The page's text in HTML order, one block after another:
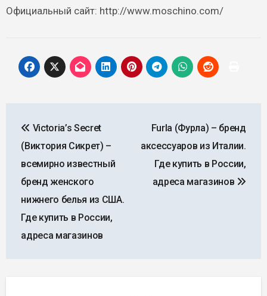
Официальный сайт: http://www.moschino.com/
по
записям
Victoria’s Secret
(Виктория Сикрет) –
всемирно известный
бренд женского
нижнего белья из США.
Где купить в России,
адреса магазинов
Furla (Фурла) – бренд
аксессуаров из Италии.
Где купить в России,
адреса магазинов